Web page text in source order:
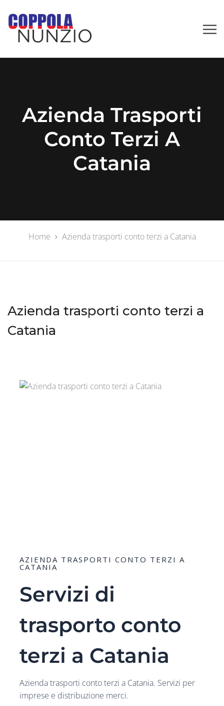
Azienda Trasporti
Conto Terzi A
Catania
Home Azienda trasporti conto terzi a Catania
Azienda trasporti conto terzi a
Catania
AZIENDA TRASPORTI CONTO TERZI A
CATANIA
Servizi di
trasporto conto
terzi a Catania
Azienda trasporti conto terzi a Catania. Servizi per
imprese e distribuzione merci.